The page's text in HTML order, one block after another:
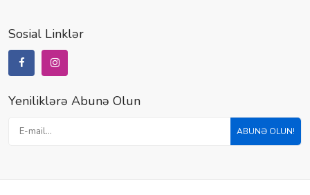
Sosial Linklər
Yeniliklərə Abunə Olun
ABUNƏ OLUN!